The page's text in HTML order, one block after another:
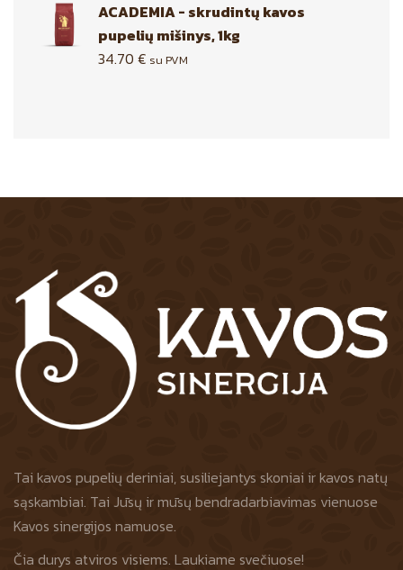
ACADEMIA - skrudintų kavos
pupelių mišinys, 1kg
34.70 € su PVM
Tai kavos pupelių deriniai, susiliejantys skoniai ir kavos natų
sąskambiai. Tai Jūsų ir mūsų bendradarbiavimas vienuose
Kavos sinergijos namuose.
Čia durys atviros visiems. Laukiame svečiuose!